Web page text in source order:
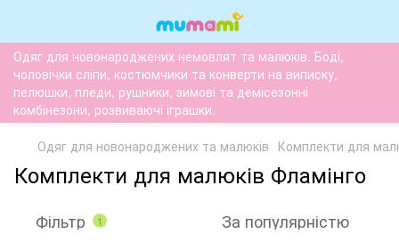
Одяг для новонароджених немовлят та малюків. Боді,
чоловічки сліпи, костюмчики та конверти на виписку,
пелюшки, пледи, рушники, зимові та демісезонні
комбінезони, розвиваючі іграшки.
Одяг для новонароджених та малюків Комплекти для
Комплекти для малюків Фламінго
Фільтр 1 За популярністю